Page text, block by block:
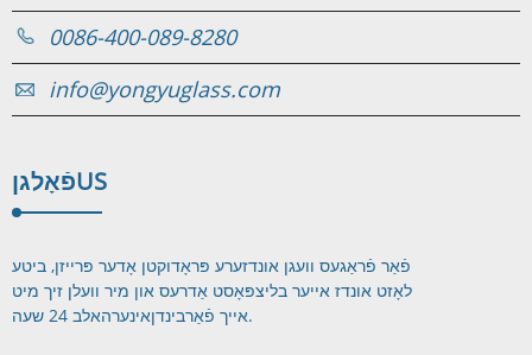
0086-400-089-8280
info@yongyuglass.com
פֿאָלגןUS
פֿאַר פֿראַגעס וועגן אונדזערע פּראָדוקטן אָדער פּרייזן, ביטע
לאָזט אונדז אייער בליצפּאָסט אַדרעס און מיר וועלן זיך מיט
אייך פֿאַרבינדןאינערהאלב 24 שעה.